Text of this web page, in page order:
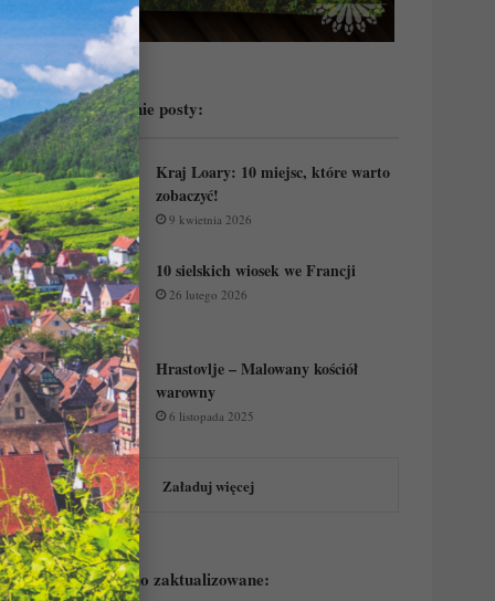
Przeczytaj ostatnie posty:
Kraj Loary: 10 miejsc, które warto
zobaczyć!
9 kwietnia 2026
10 sielskich wiosek we Francji
26 lutego 2026
Hrastovlje – Malowany kościół
warowny
6 listopada 2025
Załaduj więcej
Podejrzyj ostatnio zaktualizowane: